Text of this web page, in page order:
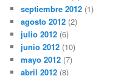
septiembre 2012 (1)
agosto 2012 (2)
julio 2012 (6)
junio 2012 (10)
mayo 2012 (7)
abril 2012 (8)